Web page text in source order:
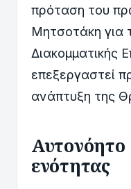
πρόταση του
Μητσοτάκη για
Διακομματικής
επεξεργαστεί
ανάπτυξη της
ενότητας